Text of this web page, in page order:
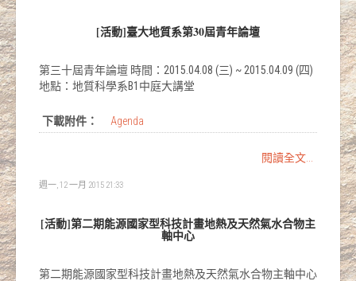
[活動]臺大地質系第30屆青年論壇
第三十屆青年論壇 時間：2015.04.08 (三) ~ 2015.04.09 (四)
地點：地質科學系B1中庭大講堂
下載附件： Agenda
閱讀全文...
週一, 12 一月 2015 21:33
[活動]第二期能源國家型科技計畫地熱及天然氣水合物主
軸中心
第二期能源國家型科技計畫地熱及天然氣水合物主軸中心